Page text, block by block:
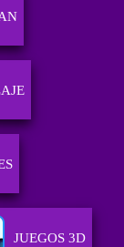
JUEGOS 3D